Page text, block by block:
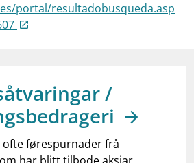
portal/resultadobusqueda.asp
/
ofte førespurnader frå